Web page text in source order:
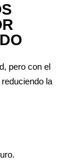
pero con el
la